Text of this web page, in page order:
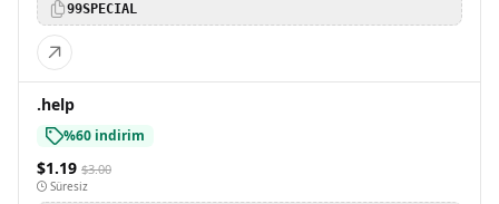
99SPECIAL
.help
%60 indirim
$1.19 $3.00
Süresiz